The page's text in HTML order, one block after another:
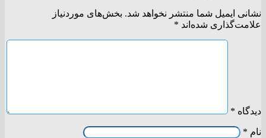
نشانی ایمیل شما منتشر نخواهد شد. بخش‌های موردنیاز
علامت‌گذاری شده‌اند *
دیدگاه *
نام *